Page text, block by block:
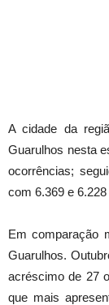
A cidade da
Guarulhos nesta
ocorrências;
com 6.369 e
Em comparação
Guarulhos.
acréscimo de 27
que mais